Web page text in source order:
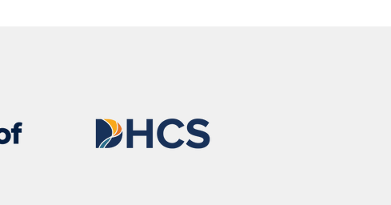
Melissa explica por qué todos